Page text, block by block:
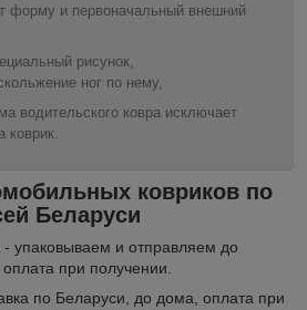
форму и первоначальный внешний
рисунок,
ног по нему,
водительского ковра исключает
коврик.
ковриков по
Беларуси
- упаковываем и отправляем до
при получении.
по Беларуси, до дома, оплата при